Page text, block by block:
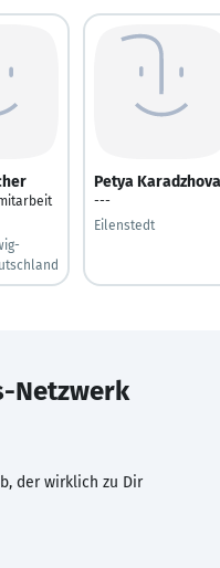
Petya Karadzhova
---
Eilenstedt
Netzwerk
der wirklich zu Dir